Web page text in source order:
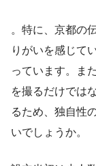
。特に、京都の
りがいを感じて
っています。ま
を撮るだけでは
るため、独自性
いでしょうか。